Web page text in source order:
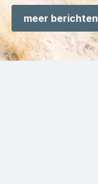
meer berichten